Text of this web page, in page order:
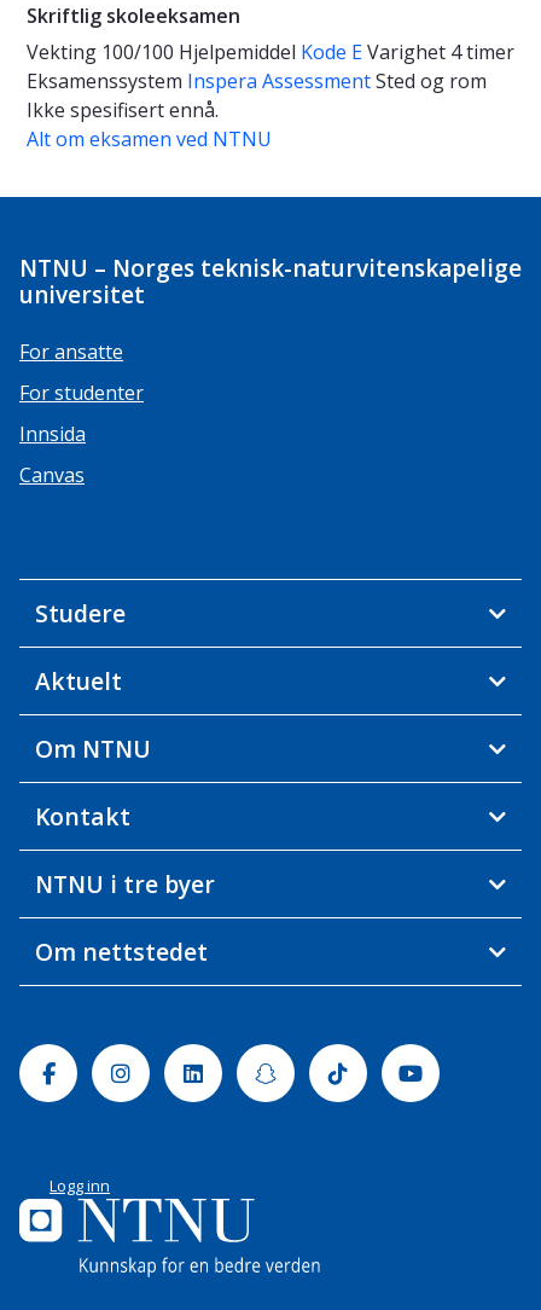
Skriftlig skoleeksamen
Vekting 100/100 Hjelpemiddel Kode EVarighet 4 timer
Eksamenssystem Inspera AssessmentSted og rom
Ikke spesifisert ennå.
Alt om eksamen ved NTNU
NTNU – Norges teknisk-naturvitenskapelige
universitet
For ansatte
For studenter
Innsida
Canvas
Studere
Aktuelt
Om NTNU
Kontakt
NTNU i tre byer
Om nettstedet
FacebookInstagramLinkedinSnapchatTiktok Youtube
Logg inn